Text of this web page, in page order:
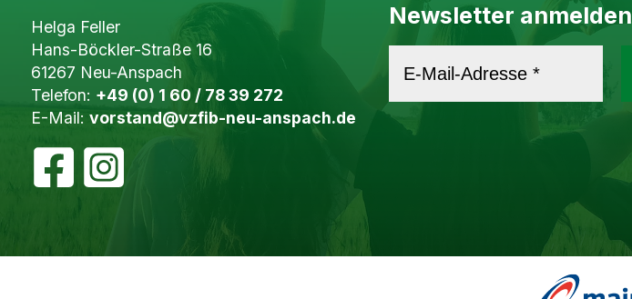
Helga Feller
Hans-Böckler-Straße 16
61267 Neu-Anspach
Telefon: +49 (0) 1 60 / 78 39 272
E-Mail: vorstand@vzfib-neu-anspach.de
Newsletter anmelden